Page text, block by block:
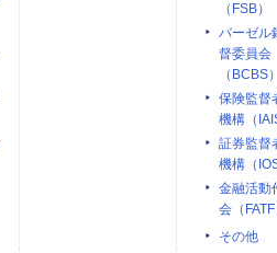
（FSB）
バーゼル
督委員会
（BCBS）
保険監督
機構（
証券監督
機構（
金融活動
会（FATF
その他